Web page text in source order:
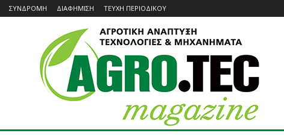
ΣΥΝΔΡΟΜΗ ΔΙΑΦΗΜΙΣΗ ΤΕΥΧΗ ΠΕΡΙΟΔΙΚΟΥ